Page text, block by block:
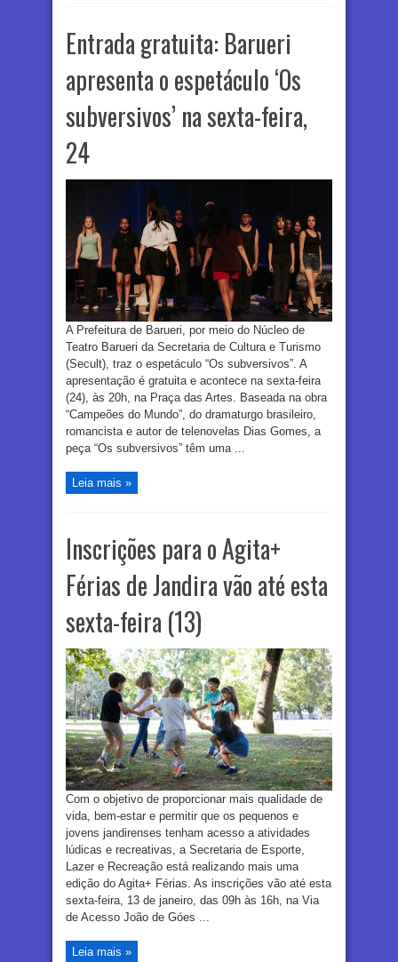
Entrada gratuita: Barueri
apresenta o espetáculo ‘Os
subversivos’ na sexta-feira,
24
A Prefeitura de Barueri, por meio do Núcleo de
Teatro Barueri da Secretaria de Cultura e Turismo
(Secult), traz o espetáculo “Os subversivos”. A
apresentação é gratuita e acontece na sexta-feira
(24), às 20h, na Praça das Artes. Baseada na obra
“Campeões do Mundo”, do dramaturgo brasileiro,
romancista e autor de telenovelas Dias Gomes, a
peça “Os subversivos” têm uma ...
Leia mais »
Inscrições para o Agita+
Férias de Jandira vão até esta
sexta-feira (13)
Com o objetivo de proporcionar mais qualidade de
vida, bem-estar e permitir que os pequenos e
jovens jandirenses tenham acesso a atividades
lúdicas e recreativas, a Secretaria de Esporte,
Lazer e Recreação está realizando mais uma
edição do Agita+ Férias. As inscrições vão até esta
sexta-feira, 13 de janeiro, das 09h às 16h, na Via
de Acesso João de Góes ...
Leia mais »